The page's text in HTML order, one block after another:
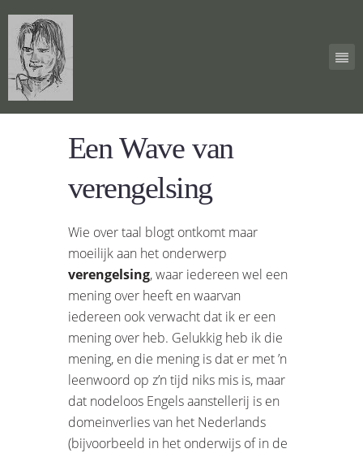
Een Wave van
verengelsing
Wie over taal blogt ontkomt maar
moeilijk aan het onderwerp
verengelsing, waar iedereen wel een
mening over heeft en waarvan
iedereen ook verwacht dat ik er een
mening over heb. Gelukkig heb ik die
mening, en die mening is dat er met ’n
leenwoord op z’n tijd niks mis is, maar
dat nodeloos Engels aanstellerij is en
domeinverlies van het Nederlands
(bijvoorbeeld in het onderwijs of in de